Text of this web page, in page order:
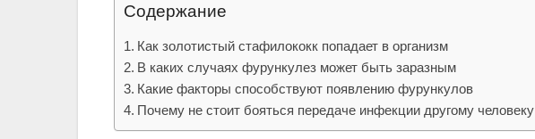
Содержание
Как золотистый стафилококк попадает в организм
В каких случаях фурункулез может быть заразным
Какие факторы способствуют появлению фурункулов
Почему не стоит бояться передаче инфекции другому